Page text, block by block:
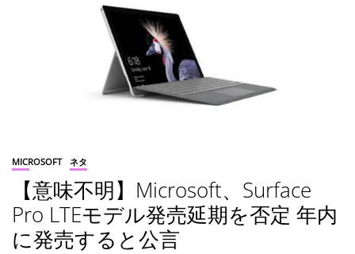
MICROSOFT ネタ
【意味不明】Microsoft、Surface
Pro LTEモデル発売延期を否定 年内
に発売すると公言